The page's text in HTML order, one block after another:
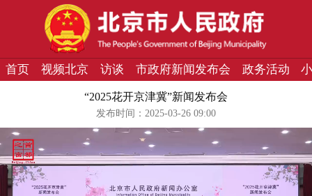
首页 视频北京 访谈 市政府新闻发布会 政务活动
“2025花开京津冀”新闻发布会
发布时间：2025-03-26 09:00